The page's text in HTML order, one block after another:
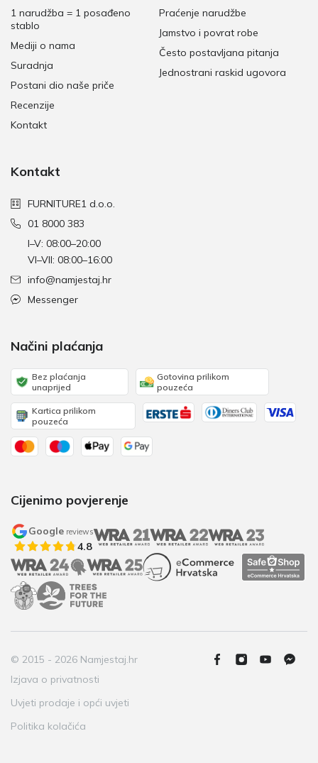
1 narudžba = 1 posađeno
stablo
Mediji o nama
Suradnja
Postani dio naše priče
Recenzije
Kontakt
Praćenje narudžbe
Jamstvo i povrat robe
Često postavljana pitanja
Jednostrani raskid ugovora
Kontakt
FURNITURE1 d.o.o.
01 8000 383
I–V: 08:00–20:00
VI–VII: 08:00–16:00
info@namjestaj.hr
Messenger
Načini plaćanja
Bez plaćanja
unaprijed
Gotovina prilikom
pouzeća
Kartica prilikom
pouzeća
Cijenimo povjerenje
Google reviews
4.8
© 2015 - 2026 Namjestaj.hr
Izjava o privatnosti
Uvjeti prodaje i opći uvjeti
Politika kolačića